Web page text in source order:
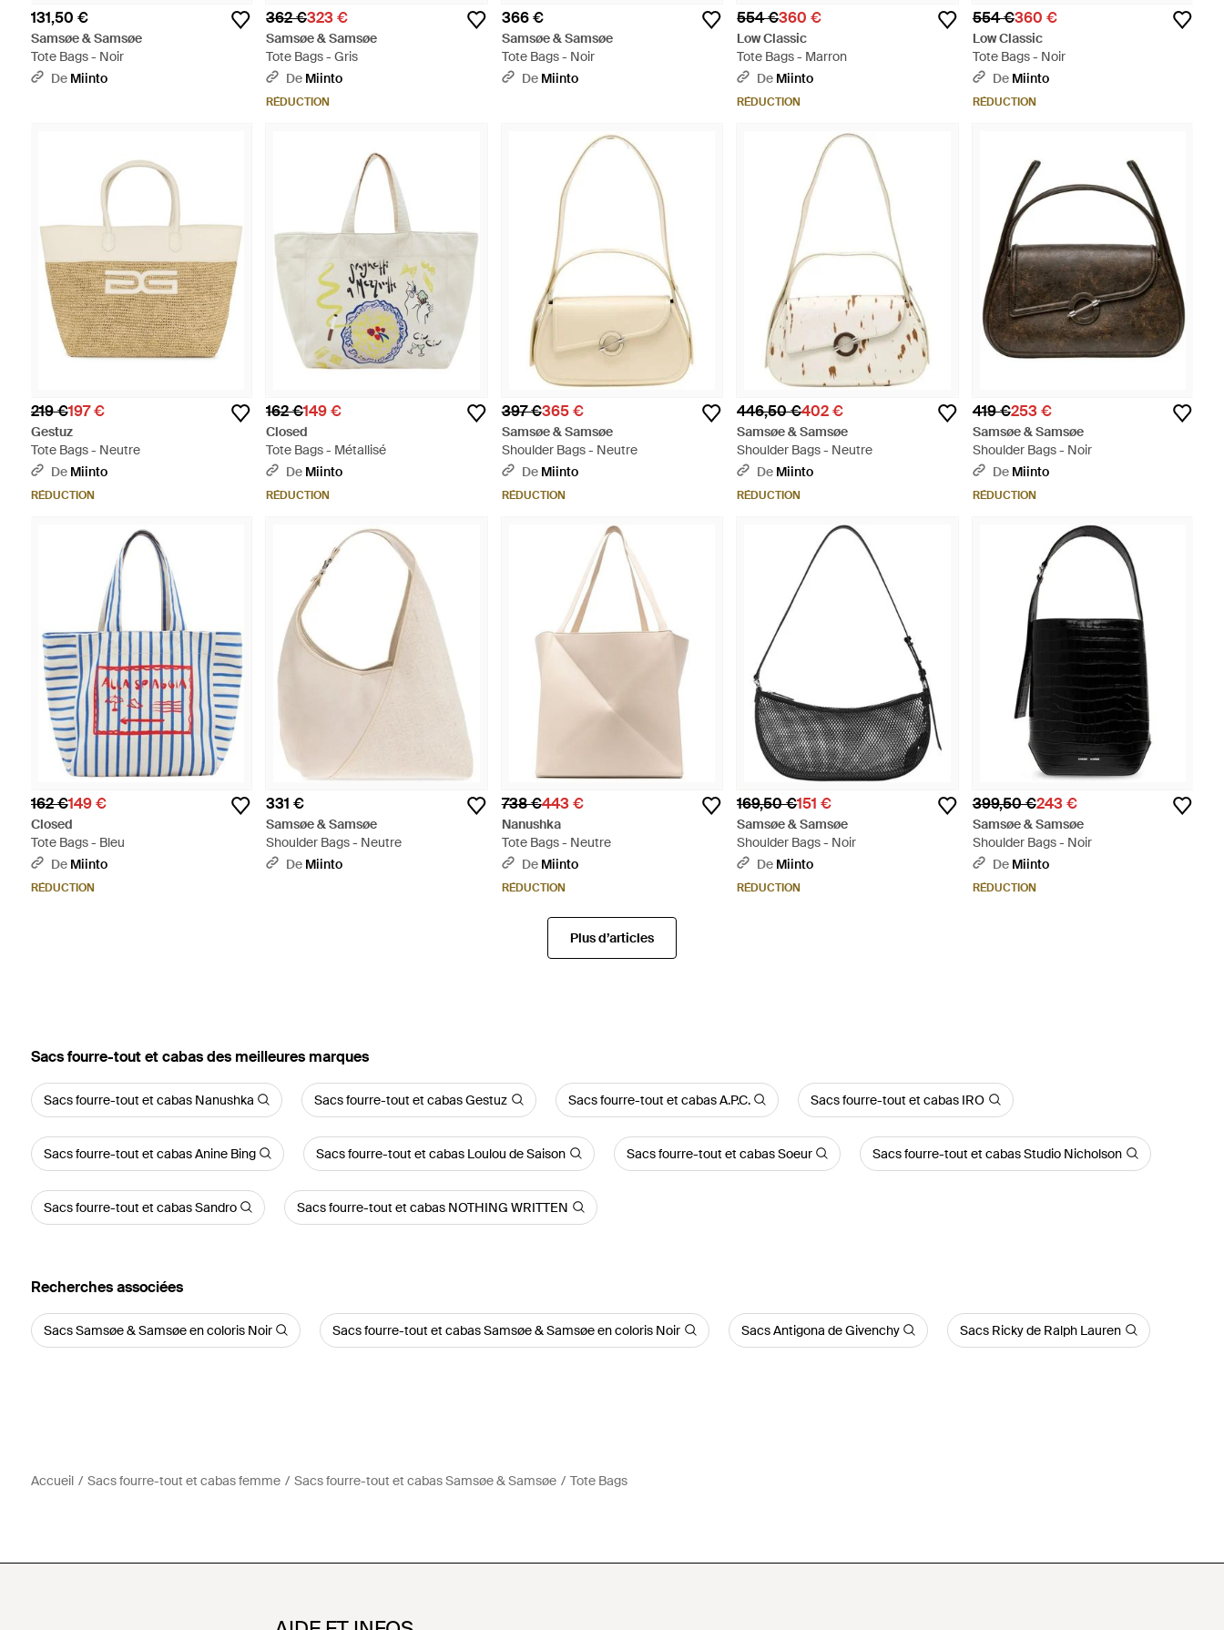
131,50 €
Samsøe & Samsøe
Tote Bags - Noir
De Miinto
362 €323 €
Samsøe & Samsøe
Tote Bags - Gris
De Miinto
RÉDUCTION
366 €
Samsøe & Samsøe
Tote Bags - Noir
De Miinto
554 €360 €
Low Classic
Tote Bags - Marron
De Miinto
RÉDUCTION
554 €360 €
Low Classic
Tote Bags - Noir
De Miinto
RÉDUCTION
219 €197 €
Gestuz
Tote Bags - Neutre
De Miinto
RÉDUCTION
162 €149 €
Closed
Tote Bags - Métallisé
De Miinto
RÉDUCTION
397 €365 €
Samsøe & Samsøe
Shoulder Bags - Neutre
De Miinto
RÉDUCTION
446,50 €402 €
Samsøe & Samsøe
Shoulder Bags - Neutre
De Miinto
RÉDUCTION
419 €253 €
Samsøe & Samsøe
Shoulder Bags - Noir
De Miinto
RÉDUCTION
162 €149 €
Closed
Tote Bags - Bleu
De Miinto
RÉDUCTION
331 €
Samsøe & Samsøe
Shoulder Bags - Neutre
De Miinto
738 €443 €
Nanushka
Tote Bags - Neutre
De Miinto
RÉDUCTION
169,50 €151 €
Samsøe & Samsøe
Shoulder Bags - Noir
De Miinto
RÉDUCTION
399,50 €243 €
Samsøe & Samsøe
Shoulder Bags - Noir
De Miinto
RÉDUCTION
Plus d’articles
‪Sacs fourre-tout et cabas‬ des meilleures marques
Sacs fourre-tout et cabas Nanushka Sacs fourre-tout et cabas Gestuz Sacs fourre-tout et cabas A.P.C. Sacs fourre-tout et cabas IRO
Sacs fourre-tout et cabas Anine Bing Sacs fourre-tout et cabas Loulou de Saison Sacs fourre-tout et cabas Soeur Sacs fourre-tout et cabas Studio Nicholson
Sacs fourre-tout et cabas Sandro Sacs fourre-tout et cabas NOTHING WRITTEN
Recherches associées
Sacs Samsøe & Samsøe en coloris Noir Sacs fourre-tout et cabas Samsøe & Samsøe en coloris Noir Sacs Antigona de Givenchy Sacs Ricky de Ralph Lauren
Accueil Sacs fourre-tout et cabas femme Sacs fourre-tout et cabas Samsøe & Samsøe Tote Bags